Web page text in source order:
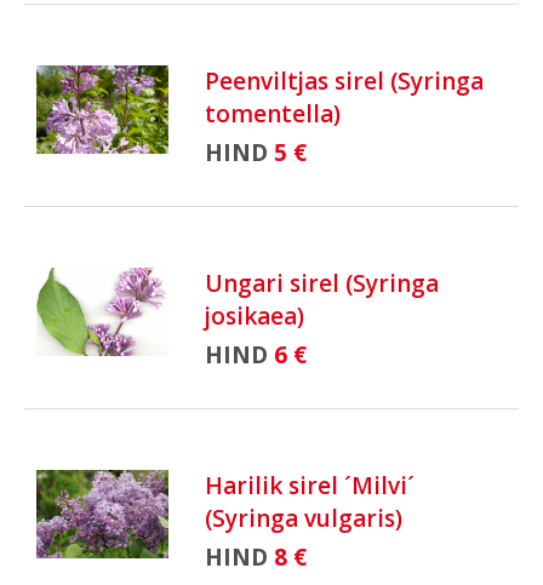
Peenviltjas sirel (Syringa
tomentella)
HIND 5 €
Ungari sirel (Syringa
josikaea)
HIND 6 €
Harilik sirel ´Milvi´
(Syringa vulgaris)
HIND 8 €